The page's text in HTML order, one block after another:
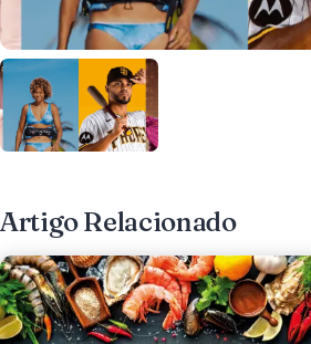
Artigo Relacionado